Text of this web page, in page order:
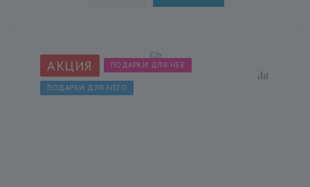
АКЦИЯ ПОДАРКИ ДЛЯ НЕЕ
ПОДАРКИ ДЛЯ НЕГО